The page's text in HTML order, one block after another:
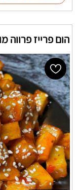
הום פרייז פרווה